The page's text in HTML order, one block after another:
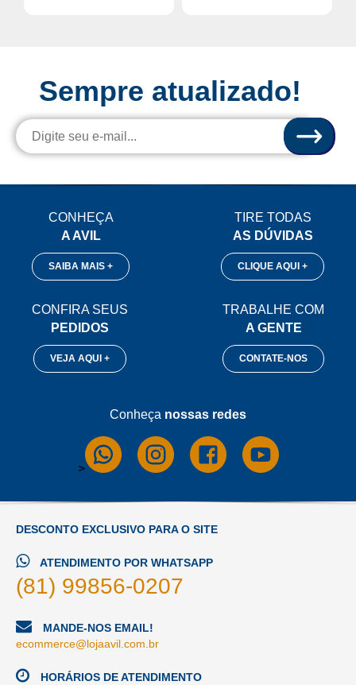
Sempre atualizado!
CONHEÇA
A AVIL
SAIBA MAIS +
TIRE TODAS
AS DÚVIDAS
CLIQUE AQUI +
CONFIRA SEUS
PEDIDOS
VEJA AQUI +
TRABALHE COM
A GENTE
CONTATE-NOS
Conheça nossas redes
>
DESCONTO EXCLUSIVO PARA O SITE
ATENDIMENTO POR WHATSAPP
(81) 99856-0207
MANDE-NOS EMAIL!
ecommerce@lojaavil.com.br
HORÁRIOS DE ATENDIMENTO